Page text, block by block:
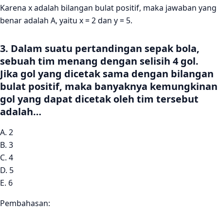
cm, 12 cm, dan 13 cm. Apakah segitiga tersebut
merupakan segitiga siku-siku?
harga Rp 500.000 dan menjualnya kembali dengan
harga Rp 600.000. Berapa keuntungan yang diperoleh
oleh pedagang tersebut?
23. Sebuah kotak berbentuk kubus memiliki volume 64
cm³. Berapa panjang sisi kotak tersebut?
24. Sebuah mobil bergerak dengan percepatan 4 m/s².
Jika kecepatan awal mobil adalah 10 m/s, berapa
Karena x adalah bilangan bulat positif, maka jawaban yang
benar adalah A, yaitu x = 2 dan y = 5.
3. Dalam suatu pertandingan sepak bola,
sebuah tim menang dengan selisih 4 gol.
Jika gol yang dicetak sama dengan bilangan
bulat positif, maka banyaknya kemungkinan
gol yang dapat dicetak oleh tim tersebut
adalah…
A. 2
B. 3
C. 4
D. 5
E. 6
Pembahasan: